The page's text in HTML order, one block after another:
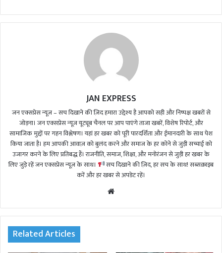
JAN EXPRESS
जन एक्सप्रेस न्यूज़ – सच दिखाने की ज़िद हमारा उद्देश्य है आपको सही और निष्पक्ष खबरों से
जोड़ना। जन एक्सप्रेस न्यूज़ यूट्यूब चैनल पर आप पाएंगे ताजा खबरें, विशेष रिपोर्ट, और
सामाजिक मुद्दों पर गहन विश्लेषण। यहां हर खबर को पूरी पारदर्शिता और ईमानदारी के साथ पेश
किया जाता है। हम आपकी आवाज़ को बुलंद करने और समाज के हर कोने से जुड़ी सच्चाई को
उजागर करने के लिए प्रतिबद्ध हैं। राजनीति, समाज, शिक्षा, और मनोरंजन से जुड़ी हर खबर के
लिए जुड़े रहें जन एक्सप्रेस न्यूज़ के साथ।
सच दिखाने की ज़िद, हर सच के साथ! सब्सक्राइब
करें और हर खबर से अपडेट रहें।
te
Related Articles